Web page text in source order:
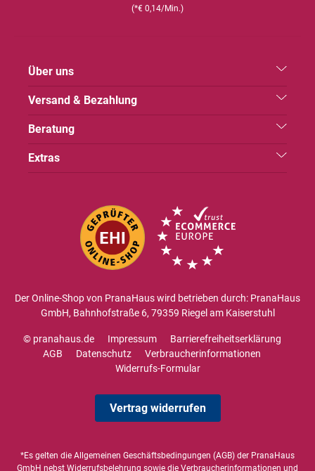
(*€ 0,14/Min.)
Über uns
Versand & Bezahlung
Beratung
Extras
Der Online-Shop von PranaHaus wird betrieben durch: PranaHaus
GmbH, Bahnhofstraße 6, 79359 Riegel am Kaiserstuhl
© pranahaus.de Impressum
Barrierefreiheitserklärung
AGB
Datenschutz
Verbraucherinformationen
Widerrufs-Formular
Vertrag widerrufen
*Es gelten die Allgemeinen Geschäftsbedingungen (AGB) der PranaHaus
GmbH nebst Widerrufsbelehrung sowie die Verbraucherinformationen und